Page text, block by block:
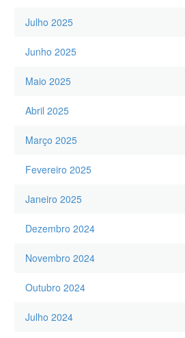
Julho 2025
Junho 2025
Maio 2025
Abril 2025
Março 2025
Fevereiro 2025
Janeiro 2025
Dezembro 2024
Novembro 2024
Outubro 2024
Julho 2024